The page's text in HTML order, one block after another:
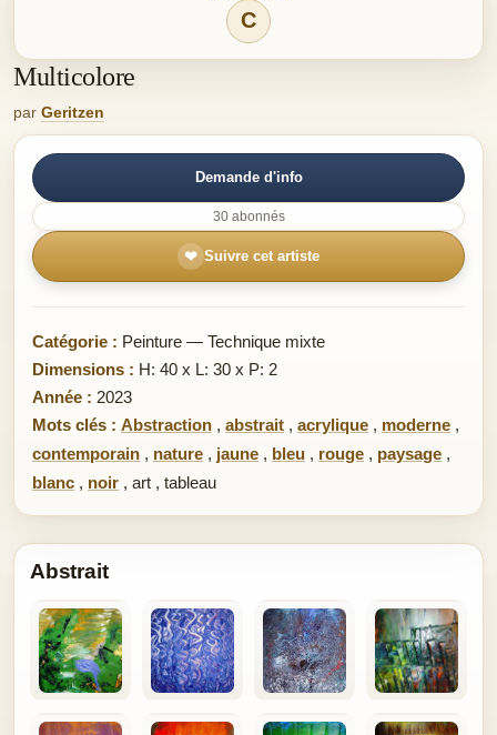
C
Multicolore
par Geritzen
Demande d'info
30 abonnés
❤ Suivre cet artiste
Catégorie : Peinture — Technique mixte
Dimensions : H: 40 x L: 30 x P: 2
Année : 2023
Mots clés : Abstraction , abstrait , acrylique , moderne ,
contemporain , nature , jaune , bleu , rouge , paysage ,
blanc , noir , art , tableau
Abstrait